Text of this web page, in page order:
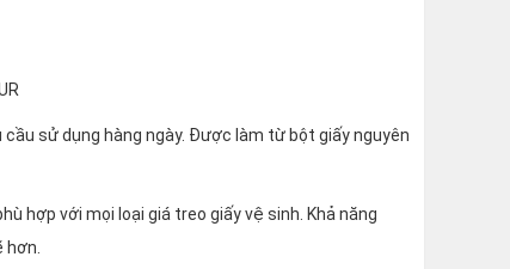
cầu sử dụng hàng ngày. Được làm từ bột giấy nguyên
hợp với mọi loại giá treo giấy vệ sinh. Khả năng